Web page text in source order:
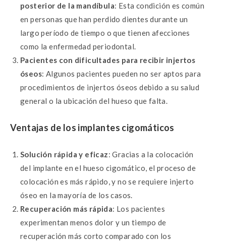
posterior de la mandíbula: Esta condición es común
en personas que han perdido dientes durante un
largo período de tiempo o que tienen afecciones
como la enfermedad periodontal.
Pacientes con dificultades para recibir injertos
óseos: Algunos pacientes pueden no ser aptos para
procedimientos de injertos óseos debido a su salud
general o la ubicación del hueso que falta.
Ventajas de los implantes cigomáticos
Solución rápida y eficaz: Gracias a la colocación
del implante en el hueso cigomático, el proceso de
colocación es más rápido, y no se requiere injerto
óseo en la mayoría de los casos.
Recuperación más rápida: Los pacientes
experimentan menos dolor y un tiempo de
recuperación más corto comparado con los